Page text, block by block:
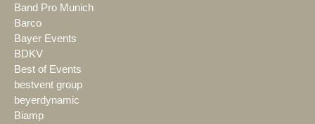
Band Pro Munich
Barco
Bayer Events
BDKV
Best of Events
bestvent group
beyerdynamic
Biamp